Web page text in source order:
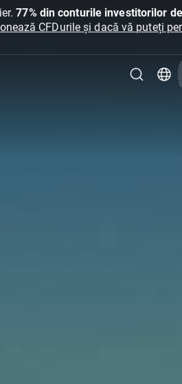
77% din conturile investitorilor
CFDurile și dacă vă puteți